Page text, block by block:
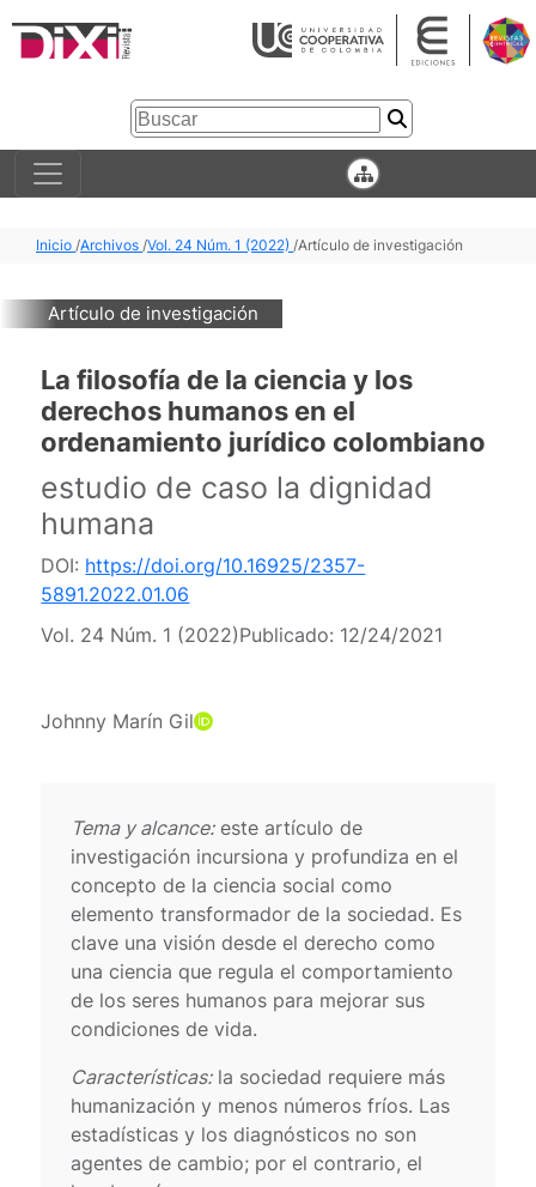
Inicio /Archivos /Vol. 24 Núm. 1 (2022) /Artículo de investigación
Artículo de investigación
La filosofía de la ciencia y los
derechos humanos en el
ordenamiento jurídico colombiano
estudio de caso la dignidad
humana
DOI: https://doi.org/10.16925/2357-
5891.2022.01.06
Vol. 24 Núm. 1 (2022)Publicado: 12/24/2021
Johnny Marín Gil
Tema y alcance:este artículo de
investigación incursiona y profundiza en el
concepto de la ciencia social como
elemento transformador de la sociedad. Es
clave una visión desde el derecho como
una ciencia que regula el comportamiento
de los seres humanos para mejorar sus
condiciones de vida.
Características:la sociedad requiere más
humanización y menos números fríos. Las
estadísticas y los diagnósticos no son
agentes de cambio; por el contrario, el